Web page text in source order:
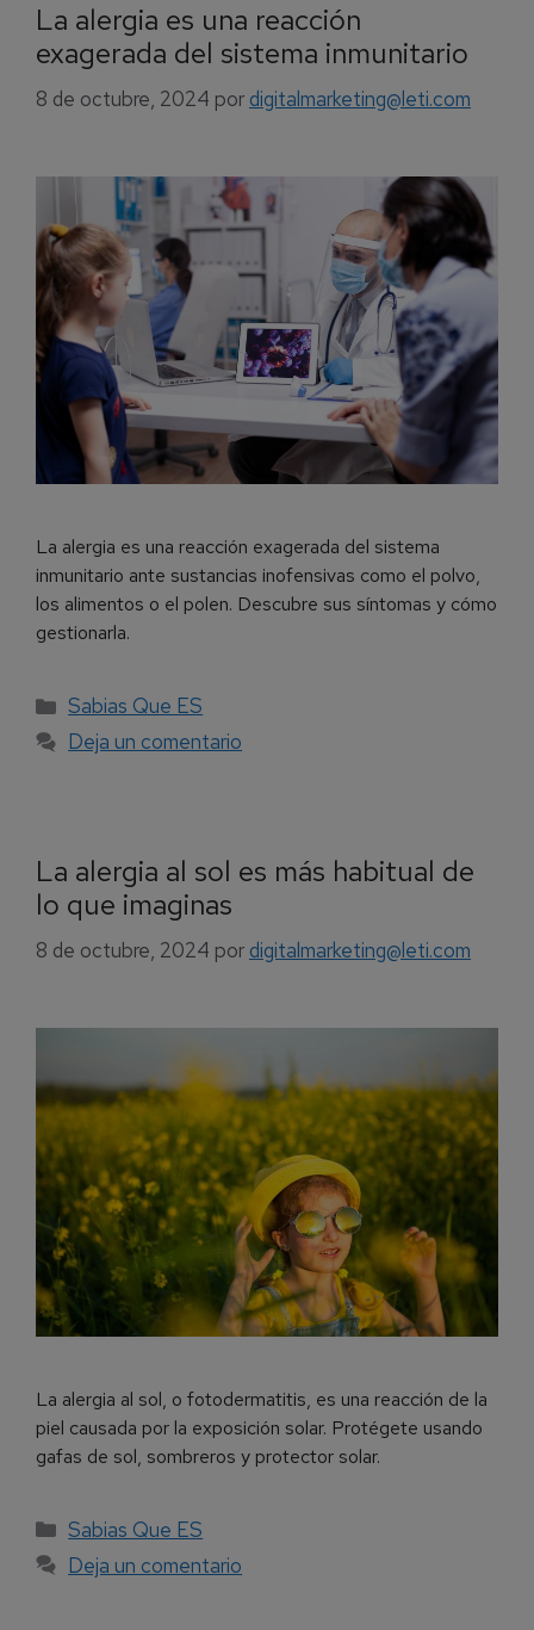
La alergia es una reacción
exagerada del sistema inmunitario
8 de octubre, 2024 por digitalmarketing@leti.com
La alergia es una reacción exagerada del sistema
inmunitario ante sustancias inofensivas como el polvo,
los alimentos o el polen. Descubre sus síntomas y cómo
gestionarla.
Sabias Que ES
Deja un comentario
La alergia al sol es más habitual de
lo que imaginas
8 de octubre, 2024 por digitalmarketing@leti.com
La alergia al sol, o fotodermatitis, es una reacción de la
piel causada por la exposición solar. Protégete usando
gafas de sol, sombreros y protector solar.
Sabias Que ES
Deja un comentario